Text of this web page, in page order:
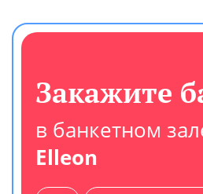
Закажите
в банкетном
Elleon